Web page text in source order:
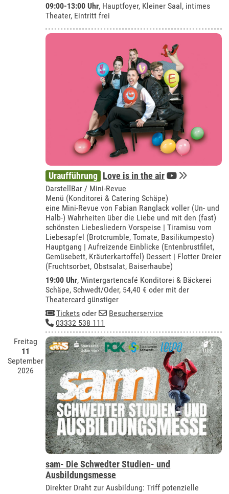
09:00-13:00 Uhr, Hauptfoyer, Kleiner Saal, intimes
Theater, Eintritt frei
Uraufführung Love is in the air
DarstellBar / Mini-Revue
Menü (Konditorei & Catering Schäpe)
eine Mini-Revue von Fabian Ranglack voller (Un- und
Halb-) Wahrheiten über die Liebe und mit den (fast)
schönsten Liebesliedern Vorspeise | Tiramisu vom
Liebesapfel (Brotcrumble, Tomate, Basilikumpesto)
Hauptgang | Aufreizende Einblicke (Entenbrustfilet,
Gemüsebett, Kräuterkartoffel) Dessert | Flotter Dreier
(Fruchtsorbet, Obstsalat, Baiserhaube)
19:00 Uhr,Wintergartencafé Konditorei & Bäckerei
Schäpe, Schwedt/Oder, 54,40 € oder mit der
Theatercard günstiger
Tickets oder
Besucherservice
03332 538 111
Freitag
11
September
2026
sam- Die Schwedter Studien- und
Ausbildungsmesse
Direkter Draht zur Ausbildung: Triff potenzielle